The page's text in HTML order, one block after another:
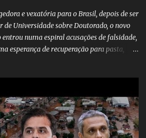
e vexatória para o Brasil, depois de ser
de Universidade sobre Doutorado, o novo
numa espiral acusações de falsidade,
esperança de recuperação para pasta,
ministro no comando, depois da
loucuras ideológicas de Weintraub, parecia
por Olavo de Carvalho tinha perdido força
de Carlos Alberto Decotelli podem